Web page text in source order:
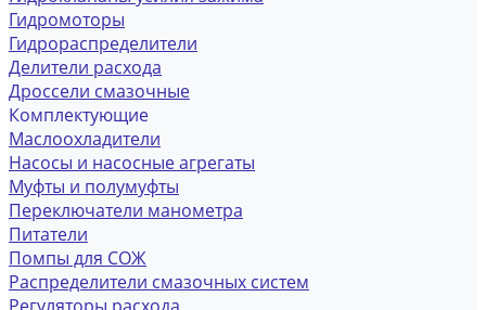
Гидромоторы
Гидрораспределители
Делители расхода
Дроссели смазочные
Комплектующие
Маслоохладители
Насосы и насосные агрегаты
Муфты и полумуфты
Переключатели манометра
Питатели
Помпы для СОЖ
Распределители смазочных систем